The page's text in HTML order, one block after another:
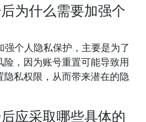
为什么需要加强个
个人隐私保护，主要是为了
，因为账号重置可能导致用
隐私权限，从而带来潜在的隐
应采取哪些具体的